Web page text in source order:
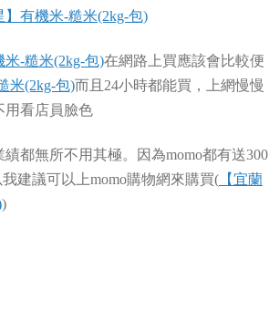
】有機米-糙米(2kg-包)
米-糙米(2kg-包)在網路上買應該會比較便
米(2kg-包)而且24小時都能買，上網慢慢
用看店員臉色
都無所不用其極。因為momo都有送300
建議可以上momo購物網來購買( 【宜蘭
)